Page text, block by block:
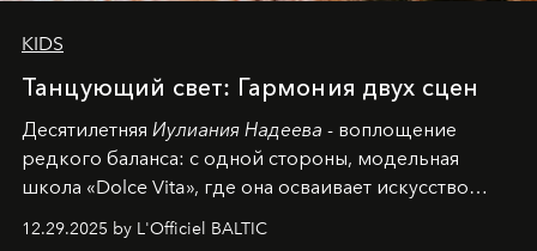
KIDS
Танцующий свет: Гармония двух сцен
Десятилетняя Иулиания Надеева - воплощение
редкого баланса: с одной стороны, модельная
школа «Dolce Vita», где она осваивает искусство
позы и образа, с другой - подготовительная
балетная студия при хореографическом училище,
12.29.2025 by L'Officiel BALTIC